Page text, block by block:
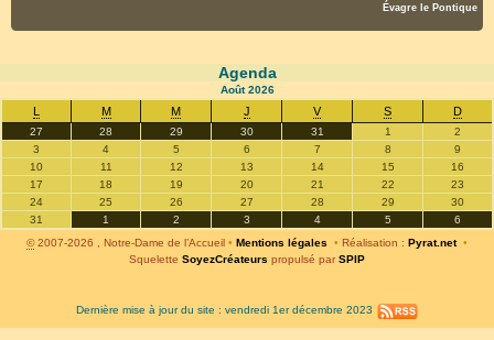
Évagre le Pontique
Agenda
Août2026
M M J V S D
27 28 29 30 31 1
2
3
4 5 6 7 8
9
10
11 12 13 14 15
16
17
18 19 20 21 22
23
24
25 26 27 28 29
30
31
1 2 3 4 5
6
©2007-2026 , Notre-Dame de l’Accueil • Mentions légales • Réalisation : Pyrat.net •
Squelette SoyezCréateurs propulsé par SPIP
Dernière mise à jour du site : vendredi 1er décembre 2023